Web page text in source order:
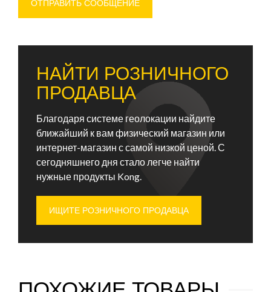
НАЙТИ РОЗНИЧНОГО
ПРОДАВЦА
Благодаря системе геолокации найдите
ближайший к вам физический магазин или
интернет-магазин с самой низкой ценой. С
сегодняшнего дня стало легче найти
нужные продукты Kong.
ИЩИТЕ РОЗНИЧНОГО ПРОДАВЦА